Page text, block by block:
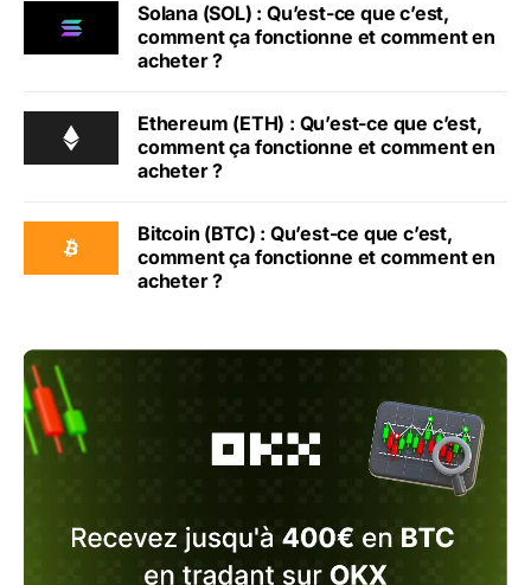
Solana (SOL) : Qu’est-ce que c’est,
comment ça fonctionne et comment en
acheter ?
Ethereum (ETH) : Qu’est-ce que c’est,
comment ça fonctionne et comment en
acheter ?
Bitcoin (BTC) : Qu’est-ce que c’est,
comment ça fonctionne et comment en
acheter ?